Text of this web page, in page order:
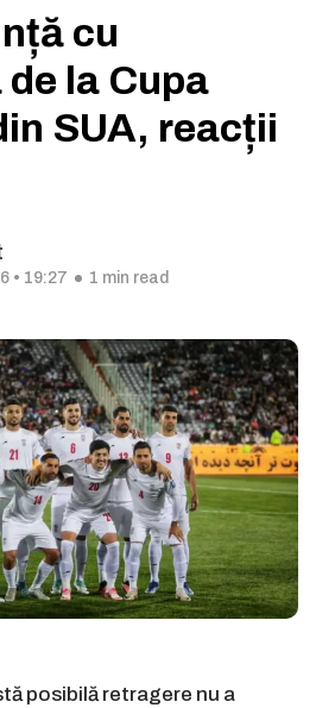
cu
la Cupa
SUA, reacții
• 19:27 1 min read
posibilă retragere nu a